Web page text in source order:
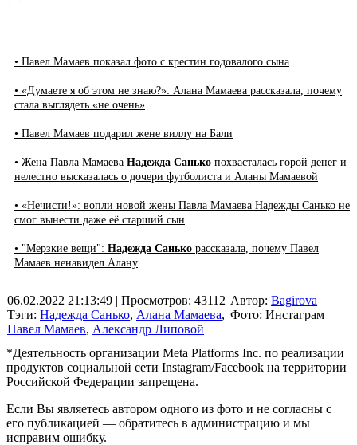
• Павел Мамаев показал фото с крестин годовалого сына
• «Думаете я об этом не знаю?»: Алана Мамаева рассказала, почему
стала выглядеть «не очень»
• Павел Мамаев подарил жене виллу на Бали
• Жена Павла Мамаева Надежда Санько похвасталась горой денег и
нелестно высказалась о дочери футболиста и Аланы Мамаевой
• «Нечисти!»: вопли новой жены Павла Мамаева Надежды Санько не
смог вынести даже её старший сын
• "Мерзкие вещи": Надежда Санько рассказала, почему Павел
Мамаев ненавидел Алану
06.02.2022 21:13:49 | Просмотров: 43112
Тэги: Надежда Санько, Алана Мамаева,
Павел Мамаев, Александр Липовой
Автор: Bagirova
Фото: Инстаграм
*Деятельность организации Meta Platforms Inc. по реализации
продуктов социальной сети Instagram/Facebook на территории
Российской Федерации запрещена.
Если Вы являетесь автором одного из фото и не согласны с
его публикацией — обратитесь в администрацию и мы
исправим ошибку.